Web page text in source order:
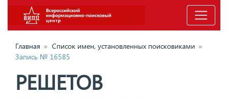
Главная » Список имен, установленных поисковиками »
Запись № 16585
РЕШЕТОВ